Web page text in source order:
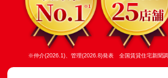
※仲介(2026.1)、管理(2026.8)発表 全国賃貸住宅新聞調